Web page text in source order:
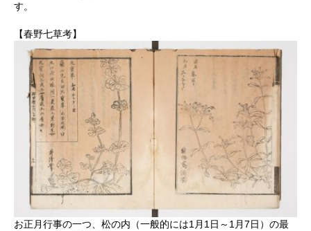
す。
【春野七草考】
お正月行事の一つ、松の内（一般的には1月1日～1月7日）の最